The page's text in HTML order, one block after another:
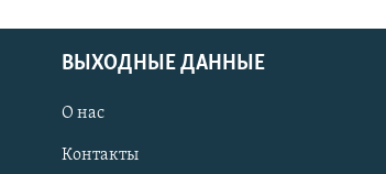
ВЫХОДНЫЕ ДАННЫЕ
О нас
Контакты